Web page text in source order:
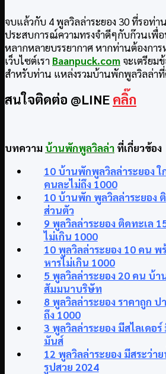
จบแล้วกับ 4 พูลวิลล่าระยอง 30 ที่รอท่า
ประสบการณ์ความทรงจำดีๆกับก๊วนเพื่
หลากหลายบรรยากาศ หากท่านต้องกา
เว็บไซต์เรา Baanpuck.com จะเตรีย
สำหรับท่าน แหล่งรวมบ้านพักพูลวิลล่า
สนใจติดต่อ @LINE คลิ๊ก
บทความ บ้านพักพูลวิลล่า ที่เกี่ยวข้อง
10 บ้านพักพูลวิลล่าระยอง ใ
คนละไม่ถึง 1000
10 บ้านพัก พูลวิลล่าระยอง
ส่วนตัว
9 พูลวิลล่าระยอง ติดทะเล
ไม่เกิน 1000
10 พูลวิลล่าระยอง 10 คน พ
หารไม่เกิน 1000
5 พูลวิลล่าระยอง 20 คน บ้า
สัมมนาบริษัท
8 พูลวิลล่าระยอง ราคาถูก
ถึง 1000
3 พูลวิลล่าระยอง มีสไลเดอ
มันส์
12 พูลวิลล่าระยอง มีสระว่า
รูปสวย 2024